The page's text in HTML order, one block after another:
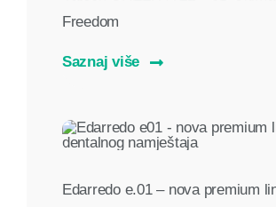
Freedom
Saznaj više
Edarredo e.01 – nova premium